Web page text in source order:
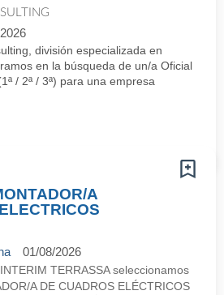
división especializada en
en la búsqueda de un/a Oficial
/ 2ª / 3ª) para una empresa
A
01/08/2026
TERRASSA seleccionamos
A DE CUADROS ELÉCTRICOS